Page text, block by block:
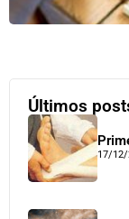
Últimos
17/12/